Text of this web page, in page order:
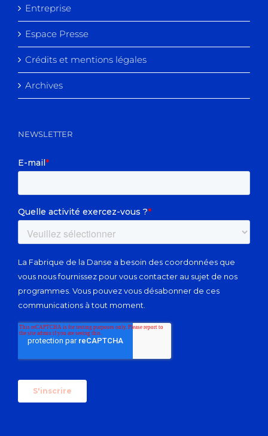
Entreprise
Espace Presse
Crédits et mentions légales
Archives
NEWSLETTER